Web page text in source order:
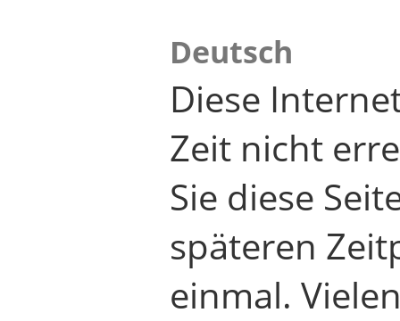
Deutsch
Diese
Zeit nicht
Sie diese
späteren
einmal.